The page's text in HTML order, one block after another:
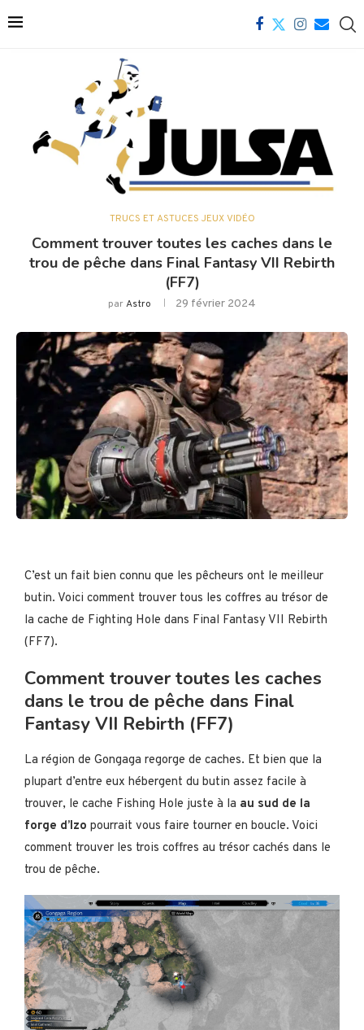
TRUCS ET ASTUCES JEUX VIDÉO
Comment trouver toutes les caches dans le
trou de pêche dans Final Fantasy VII Rebirth
(FF7)
parAstro 29 février 2024
C’est un fait bien connu que les pêcheurs ont le meilleur
butin. Voici comment trouver tous les coffres au trésor de
la cache de Fighting Hole dans Final Fantasy VII Rebirth
(FF7).
Comment trouver toutes les caches
dans le trou de pêche dans Final
Fantasy VII Rebirth (FF7)
La région de Gongaga regorge de caches. Et bien que la
plupart d’entre eux hébergent du butin assez facile à
trouver, le cache Fishing Hole juste à la au sud de la
forge d’Izo pourrait vous faire tourner en boucle. Voici
comment trouver les trois coffres au trésor cachés dans le
trou de pêche.